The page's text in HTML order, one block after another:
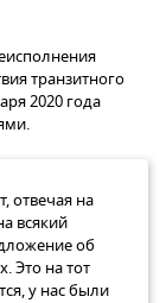
транзитного
2020 года
отвечая на
всякий
об
Это на тот
у нас были